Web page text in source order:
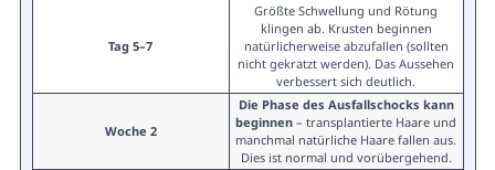
Tag 5–7
Größte Schwellung und Rötung
klingen ab. Krusten beginnen
natürlicherweise abzufallen (sollten
nicht gekratzt werden). Das Aussehen
verbessert sich deutlich.
Woche 2
Die Phase des Ausfallschocks kann
beginnen – transplantierte Haare und
manchmal natürliche Haare fallen aus.
Dies ist normal und vorübergehend.